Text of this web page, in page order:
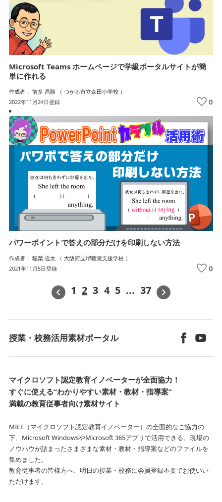
Microsoft Teams ホームページで学級ポータルサイトが簡
単に作れる
作成者： 前多 昌顕 （ つがる市立森田小学校 ）
2022年11月24日登録
0
パワーポイントで答えの部分だけを印刷しない方法
作成者： 稲葉 通太 （ 大阪府立堺聴覚支援学校 ）
2021年11月5日登録
0
1 2 3 4 5 ... 37
授業・校務活用素材ポータル
マイクロソフト認定教育イノベーターが全面協力！
すぐに使える“わかりやすい素材・教材・指導案”
満載の教育従事者向け素材サイト
MIEE（マイクロソフト認定教育イノベーター）の全面的なご協力の
下、Microsoft WindowsやMicrosoft 365アプリで活用できる、 現場の
ノウハウが詰まったさまざまな素材・教材・指導案などのファイルを
集めました。
教育従事者の皆様方へ、明日の授業・校務に会員登録不要でお使いい
ただけます。